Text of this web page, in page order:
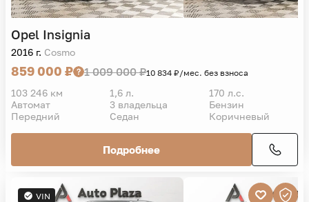
Opel Insignia
2016 г. Cosmo
859 000 ₽ 1 009 000 ₽10 834 ₽/мес. без взноса
103 246 км 1,6 л.
170 л.с.
Автомат
3 владельца
Бензин
Передний
Седан Коричневый
Подробнее
VIN